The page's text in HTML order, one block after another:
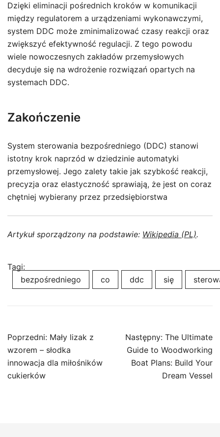
Dzięki eliminacji pośrednich kroków w komunikacji
między regulatorem a urządzeniami wykonawczymi,
system DDC może zminimalizować czasy reakcji oraz
zwiększyć efektywność regulacji. Z tego powodu
wiele nowoczesnych zakładów przemysłowych
decyduje się na wdrożenie rozwiązań opartych na
systemach DDC.
Zakończenie
System sterowania bezpośredniego (DDC) stanowi
istotny krok naprzód w dziedzinie automatyki
przemysłowej. Jego zalety takie jak szybkość reakcji,
precyzja oraz elastyczność sprawiają, że jest on coraz
chętniej wybierany przez przedsiębiorstwa
Artykuł sporządzony na podstawie: Wikipedia (PL).
Tagi:
bezpośredniego
co ddc się
Nawigacja
wpisu
Poprzedni: Mały lizak z
wzorem – słodka
innowacja dla miłośników
cukierków
Następny: The Ultimate
Guide to Woodworking
Boat Plans: Build Your
Dream Vessel